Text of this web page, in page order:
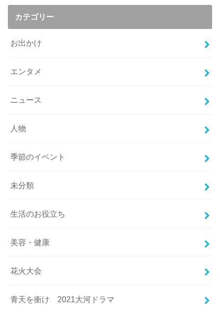
カテゴリー
お出かけ
エンタメ
ニュース
人物
季節のイベント
未分類
生活のお役立ち
美容・健康
花火大会
青天を衝け 2021大河ドラマ